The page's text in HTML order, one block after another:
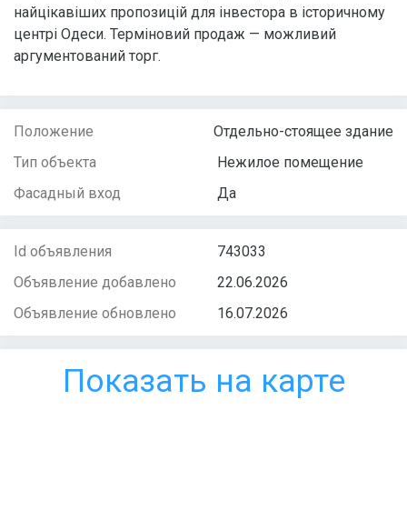
найцікавіших пропозицій для інвестора в історичному
центрі Одеси. Терміновий продаж — можливий
аргументований торг.
Положение
Отдельно-стоящее здание
Тип объекта
Нежилое помещение
Фасадный вход
Да
Id объявления
743033
Объявление добавлено
22.06.2026
Объявление обновлено
16.07.2026
Показать на карте